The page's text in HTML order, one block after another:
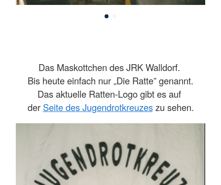
Das Maskottchen des JRK Walldorf.
Bis heute einfach nur „Die Ratte” genannt.
Das aktuelle Ratten-Logo gibt es auf
der Seite des Jugendrotkreuzeszu sehen.